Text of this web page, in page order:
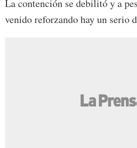
La contención se debilitó y a
venido reforzando hay un serio